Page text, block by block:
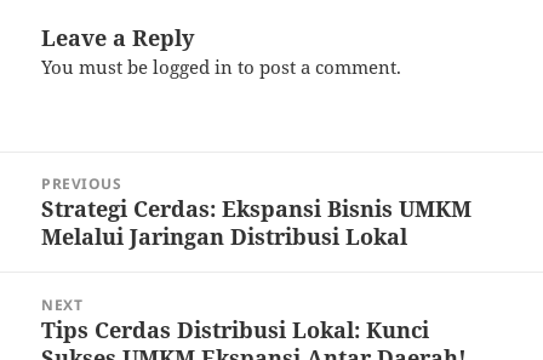
Leave a Reply
You must belogged in to post a comment.
navigation
PREVIOUS
Previous
post:
Strategi Cerdas: Ekspansi Bisnis UMKM
Melalui Jaringan Distribusi Lokal
NEXT
Next
Tips Cerdas Distribusi Lokal: Kunci